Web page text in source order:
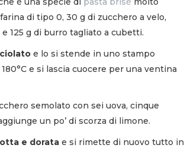
di tipo 0, 30 g di zucchero a velo,
125 g di burro tagliato a cubetti.
e lo si stende in uno stampo
e si lascia cuocere per una ventina
semolato con sei uova, cinque
un po’ di scorza di limone.
e dorata e si rimette di nuovo tutto in